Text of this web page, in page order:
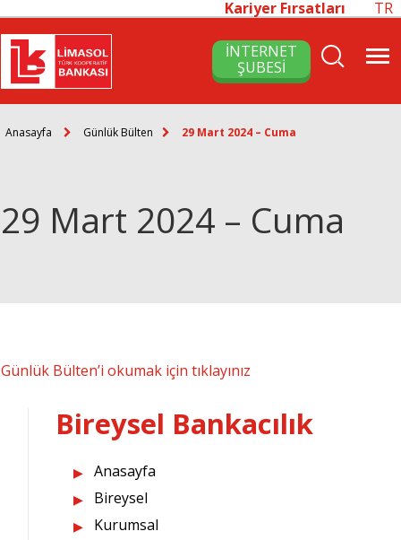
Kariyer Fırsatları TR
İNTERNET
ŞUBESİ
Anasayfa Günlük Bülten 29 Mart 2024 – Cuma
29 Mart 2024 – Cuma
Günlük Bülten’i okumak için tıklayınız
Bireysel Bankacılık
Anasayfa
Bireysel
Kurumsal